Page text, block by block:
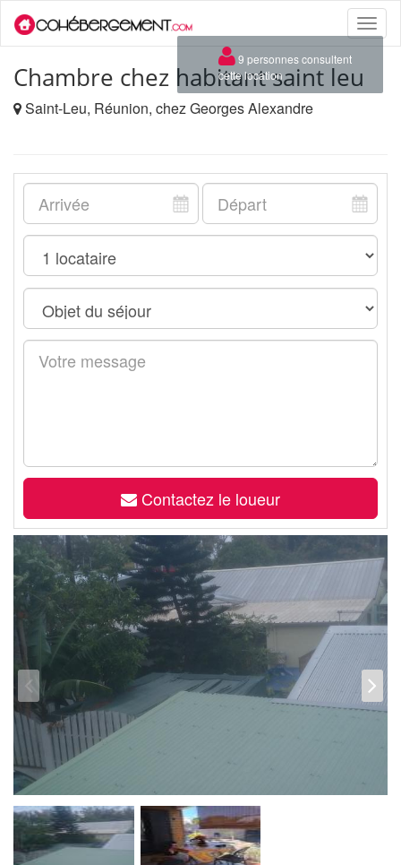
Toggle
Chambre chez habitant saint leu
Saint-Leu, Réunion, chez Georges Alexandre
Contactez le loueur
×
9 personnes consultent
cette location